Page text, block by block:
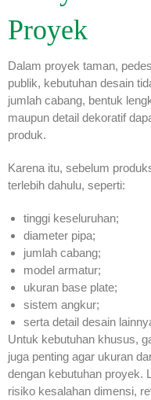
Proyek
Dalam proyek taman,
publik, kebutuhan desain
jumlah cabang, bentuk
maupun detail dekoratif
produk.
Karena itu, sebelum
terlebih dahulu, seperti:
tinggi keseluruhan;
diameter pipa;
jumlah cabang;
model armatur;
ukuran base plate;
sistem angkur;
serta detail desain
Untuk kebutuhan khusus,
juga penting agar ukuran
dengan kebutuhan proyek.
risiko kesalahan dimensi,